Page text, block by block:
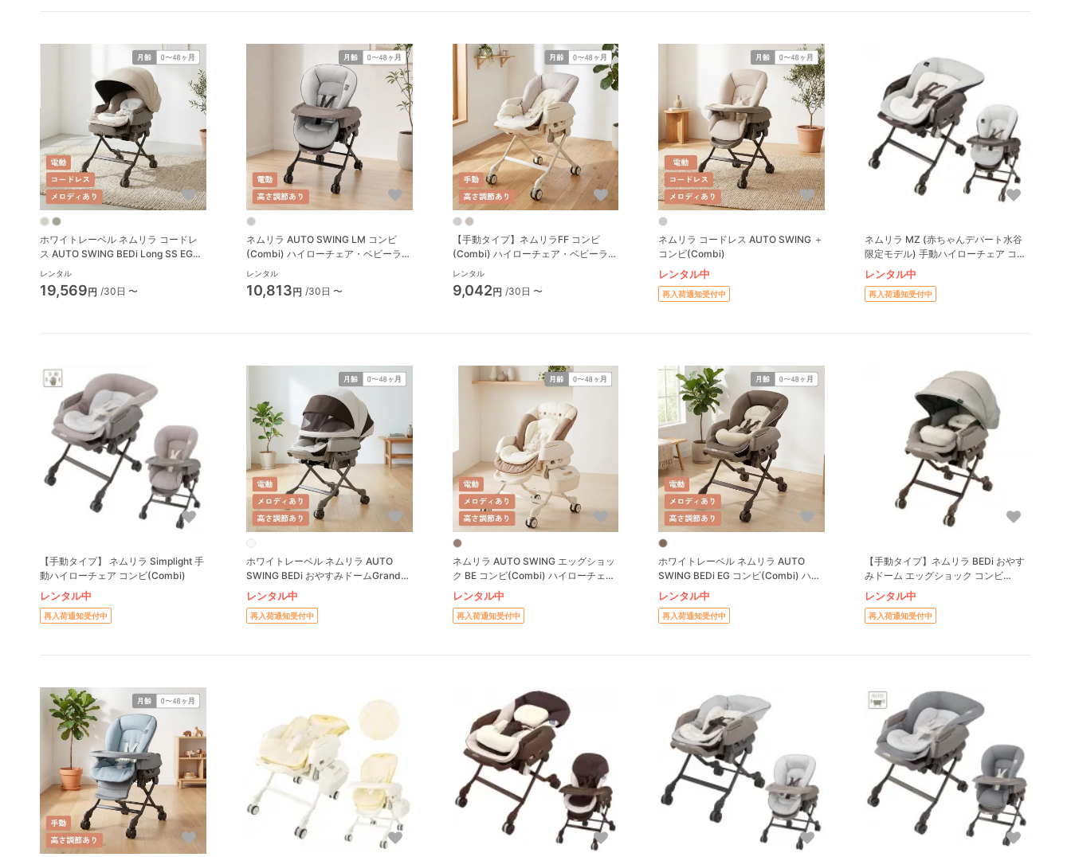
ホワイトレーベル ネムリラ コードレ
ス AUTO SWING BEDi Long SS EG＋
コンビ(Combi) ハイローチェア・ベビ
ーラック
レンタル
19,569円 /30日 〜
ネムリラ AUTO SWING LM コンビ
(Combi) ハイローチェア・ベビーラッ
ク
レンタル
10,813円 /30日 〜
【手動タイプ】ネムリラFF コンビ
(Combi) ハイローチェア・ベビーラッ
ク
レンタル
9,042円 /30日 〜
ネムリラ コードレス AUTO SWING ＋
コンビ(Combi)
レンタル中
再入荷通知受付中
ネムリラ MZ (赤ちゃんデパート水谷
限定モデル) 手動ハイローチェア コン
ビ(Combi)
レンタル中
再入荷通知受付中
【手動タイプ】 ネムリラ Simplight 手
動ハイローチェア コンビ(Combi)
レンタル中
再入荷通知受付中
ホワイトレーベル ネムリラ AUTO
SWING BEDi おやすみドームGrande
EG コンビ(Combi) ハイローチェア・
ベビーラック
レンタル中
再入荷通知受付中
ネムリラ AUTO SWING エッグショッ
ク BE コンビ(Combi) ハイローチェ
ア・ベビーラック
レンタル中
再入荷通知受付中
ホワイトレーベル ネムリラ AUTO
SWING BEDi EG コンビ(Combi) ハイ
ローチェア・ベビーラック
レンタル中
再入荷通知受付中
【手動タイプ】ネムリラ BEDi おやす
みドーム エッグショック コンビ
(Combi) ハイローチェア・ベビーラッ
ク
レンタル中
再入荷通知受付中